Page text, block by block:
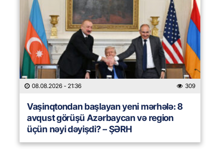
08.08.2026 - 21:36 309
Vaşinqtondan başlayan yeni mərhələ: 8
avqust görüşü Azərbaycan və region
üçün nəyi dəyişdi? – ŞƏRH